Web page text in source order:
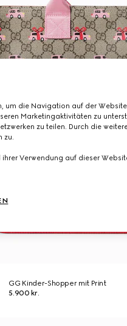
GG Kinder-Shopper mit Print
5.900 kr.
die Navigation auf der Website
Marketingaktivitäten zu
zu teilen. Durch die
zu.
Verwendung auf dieser